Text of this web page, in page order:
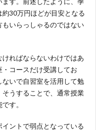
30万円ほどが目安となる
いらっしゃるのではない
ればならないわけではあ
コースだけ受講してお
いで自習室を活用して勉
うすることで、通常授業
す。
ントで弱点となっている